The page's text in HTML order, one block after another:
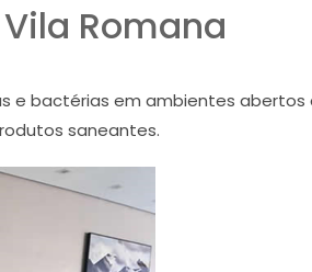
Vila Romana
e bactérias em ambientes
saneantes.